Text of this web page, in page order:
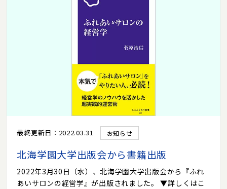
最終更新日：2022.03.31 お知らせ
北海学園大学出版会から書籍出版
2022年3月30日（水）、北海学園大学出版会から『ふれ
あいサロンの経営学』が出版されました。 ▼詳しくはこ